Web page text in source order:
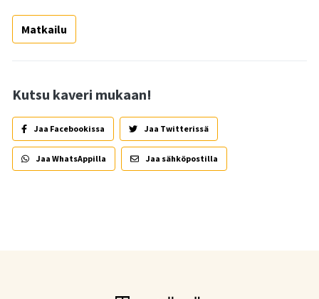
Matkailu
Kutsu kaveri mukaan!
Jaa Facebookissa Jaa Twitterissä
Jaa WhatsAppilla Jaa sähköpostilla